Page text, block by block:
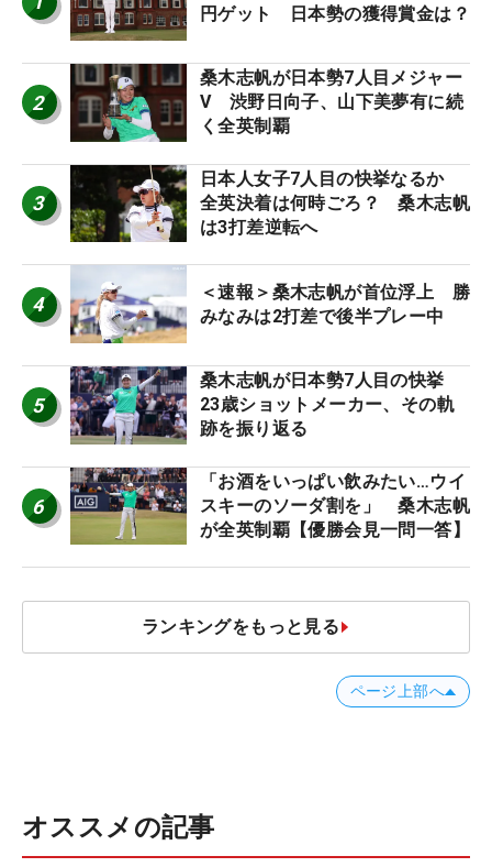
円ゲット 日本勢の獲得賞金は？
2
桑木志帆が日本勢7人目メジャー
V 渋野日向子、山下美夢有に続
く全英制覇
3
日本人女子7人目の快挙なるか
全英決着は何時ごろ？ 桑木志帆
は3打差逆転へ
4
＜速報＞桑木志帆が首位浮上 勝
みなみは2打差で後半プレー中
5
桑木志帆が日本勢7人目の快挙
23歳ショットメーカー、その軌
跡を振り返る
6
「お酒をいっぱい飲みたい…ウイ
スキーのソーダ割を」 桑木志帆
が全英制覇【優勝会見一問一答】
ランキングをもっと見る
ページ上部へ
オススメの記事